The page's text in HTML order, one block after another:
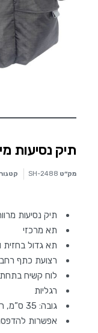
תיק נסיעות
מק״ט SH-2488
תיק נסיעות
תא מרכזי
תא גדול בחזית
רצועת כתף
לוח קשיח
רגליות
גובה: 35 ס”מ, רוחב: 60 ס”מ, עומק: 23 ס”מ, נפח: 43 ל’
אפשרות